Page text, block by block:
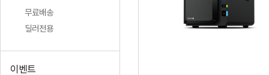
무료배송
딜러전용
이벤트